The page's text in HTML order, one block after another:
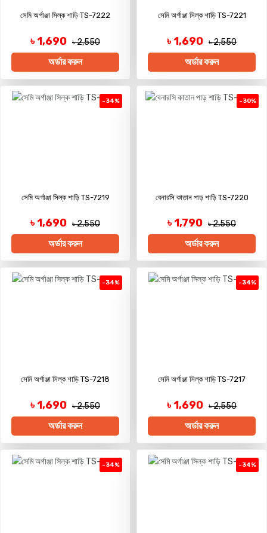
সেমি অর্গাঞ্জা সিল্ক শাড়ি TS-7222
৳ 1,690 ৳ 2,550
অর্ডার করুন
সেমি অর্গাঞ্জা সিল্ক শাড়ি TS-7221
৳ 1,690 ৳ 2,550
অর্ডার করুন
-34%
সেমি অর্গাঞ্জা সিল্ক শাড়ি TS-7219
৳ 1,690 ৳ 2,550
অর্ডার করুন
-30%
বেনারসি কাতান পাড় শাড়ি TS-7220
৳ 1,790 ৳ 2,550
অর্ডার করুন
-34%
সেমি অর্গাঞ্জা সিল্ক শাড়ি TS-7218
৳ 1,690 ৳ 2,550
অর্ডার করুন
-34%
সেমি অর্গাঞ্জা সিল্ক শাড়ি TS-7217
৳ 1,690 ৳ 2,550
অর্ডার করুন
-34% -34%